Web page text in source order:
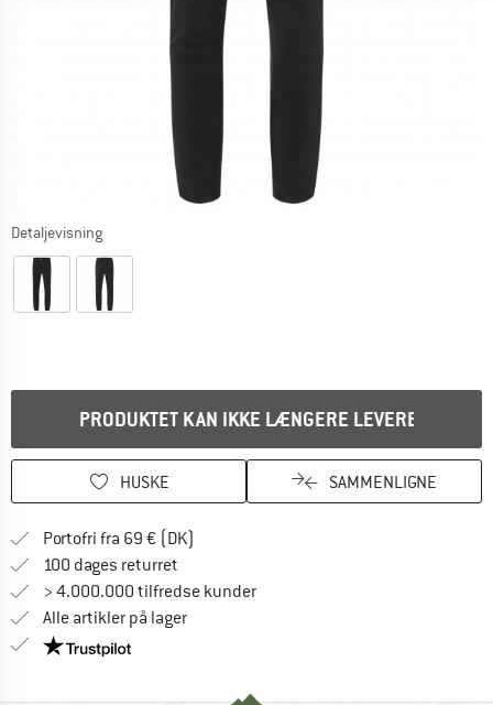
Detaljevisning
PRODUKTET KAN IKKE LÆNGERE LEVERES
HUSKE SAMMENLIGNE
Portofri fra 69 € (DK)
100 dages returret
> 4.000.000 tilfredse kunder
Alle artikler på lager
Vi er Trustpilot-certificeret - oplysningerne får du